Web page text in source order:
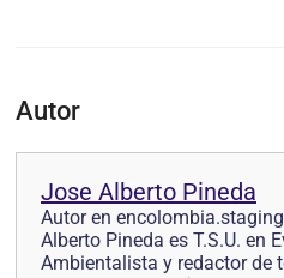
Autor
Jose Alberto Pineda
Autor en
Alberto Pineda es T.S.U. en
Ambientalista y redactor de